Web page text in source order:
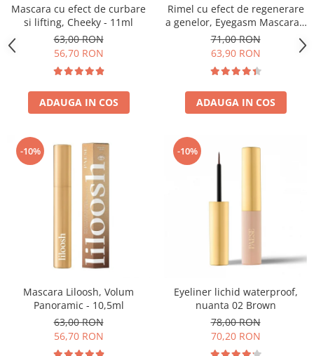
Mascara cu efect de curbare
si lifting, Cheeky - 11ml
63,00 RON
56,70 RON
ADAUGA IN COS
Rimel cu efect de regenerare
a genelor, Eyegasm Mascara -
8ml
71,00 RON
63,90 RON
ADAUGA IN COS
-10%
Mascara Liloosh, Volum
Panoramic - 10,5ml
63,00 RON
56,70 RON
-10%
Eyeliner lichid waterproof,
nuanta 02 Brown
78,00 RON
70,20 RON